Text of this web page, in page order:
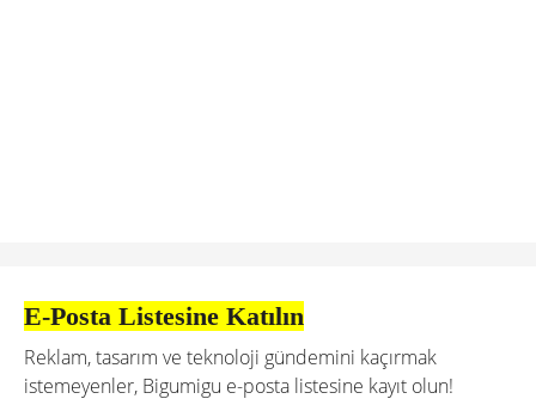
E-Posta Listesine Katılın
Reklam, tasarım ve teknoloji gündemini kaçırmak
istemeyenler, Bigumigu e-posta listesine kayıt olun!